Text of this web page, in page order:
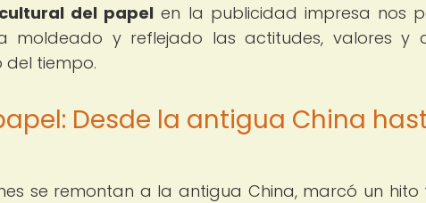
del papel en la publicidad impresa nos
moldeado y reflejado las actitudes, valores y
tiempo.
Desde la antigua China
se remontan a la antigua China, marcó un